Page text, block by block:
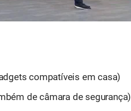
compatíveis em casa)
de câmara de segurança)